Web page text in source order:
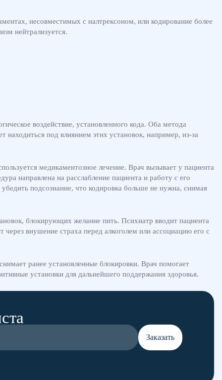
несовместимых с налтрексоном, или кодирование более
нейтрализуется.
воздействие, установленного кода. Оба метода
находиться под влиянием этих установок, например, из-за
медикаментозное лечение. Врач вызывает у пациента
направлена на расслабление пациента и работу с его
подсознание, что кодировка больше не нужна, снимая
блокирующих желание пить. Психиатр вводит пациента
внушение страха перед алкоголем или ассоциацию его с
ранее установленные блокировки. Врач помогает
установки для дальнейшего поддержания здоровья.
Заказать